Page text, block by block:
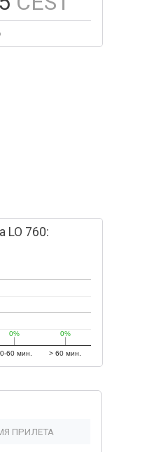
LO 760:
60 мин. > 60 мин.
0%
0% 0%
0%
ПРИЛЕТА